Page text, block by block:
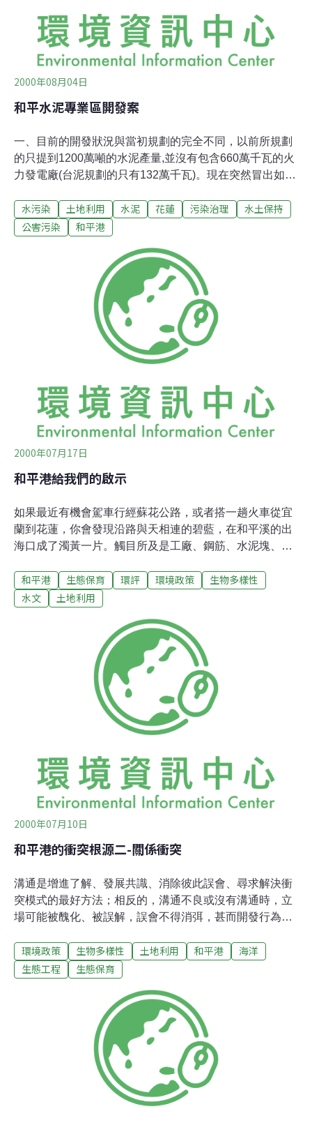
花蓮區漁會可能是誤會了；至於淤泥為何要挖洞掩埋，主
要是淤泥是流質，為避免流入海中，造成水域混濁
2000年08月04日
和平水泥專業區開發案
一、目前的開發狀況與當初規劃的完全不同，以前所規劃
的只提到1200萬噸的水泥產量,並沒有包含660萬千瓦的火
力發電廠(台泥規劃的只有132萬千瓦)。現在突然冒出如此
發，應該重新進行環評。二、衝擊的還不只是當地的人
文、生態，還會影響到南湖大山、清水山所有台灣特有種
重新思考和平水泥專業區設立的問題。三、台灣水泥每人
每年使用量將近1000公斤、日本約350公斤、美國300公
斤、歐洲約536公斤，台灣水泥使用量太高，所以不能漫
無節制的消耗我們的資源，水泥使用總量管制的概念應該
建立。四、目前台灣水泥使用總量的預測，竟包含了東南
亞的需求量約3200萬公噸，官方說法所說的水泥是內需型
的產業,完全不同。所以如此大的生產量基本上是圖利台
設廠；而且昨天聽說
水污染 土地利用 水泥 花蓮 污染治理
水土保持
公害污染
和平港
2000年07月17日
和平港給我們的啟示
如果最近有機會駕車行經蘇花公路，或者搭一趟火車從宜
蘭到花蓮，你會發現沿路與天相連的碧藍，在和平溪的出
海口成了濁黃一片。觸目所及是工廠、鋼筋、水泥塊、堆
平水泥專業區的現狀。台灣水泥公司在六月底的股東大會
中，已經宣佈和平港將於七月峻工、於十月正式啟用。位
程，如火如荼地展開著。和平港一系列的爭端，暴露了台
灣施行環境影響評估的缺失。......眼前的問題在於，港工程
興建的影響範圍，遠大於6年前環境影響評估中的劃定。
當漁民同和平港公司表達抗議時，和平港公司表示影響範
圍已劃定、承諾事項也一一實行中，並無不法。雙方各持
已見、並無共識。環評是以現有的少數已知、推斷未來的
事。環評包含了不確定性，「測不準」也是可想而知。制
在環境承載的範圍內？解決程序衝突必須先在優
和平港 生態保育 環評 環境政策
生物多樣性
水文
土地利用
2000年07月10日
和平港的衝突根源二-關係衝突
溝通是增進了解、發展共識、消除彼此誤會、尋求解決衝
突模式的最好方法；相反的，溝通不良或沒有溝通時，立
場可能被醜化、被誤解，誤會不得消弭，甚而開發行為因
因：一、利益團體位於不同結構位階。因為結構位階不
同、具有的權力不同，某一方可能認為並無溝通的必要。
濃水庫，都是主管機關夾帶高階的政治資源，乎視與地
方、民意溝通的必要性，加劇衝突事件的強度。二、缺乏
良善溝通管道。如，海峽二岸政府均視民間的辜汪會談為
二方的溝通管道，進行政治協商或談判。三、缺乏良善溝
通的手段。若溝通的過程中，充滿對對手情緒化的攻擊、
挑釁，雖然能暫時消心頭恨，卻無益於衝突的化解。《環
境影響評估法》規定，環境影響說明書審查通過後，必須
環境政策 生物多樣性 土地利用 和平港
海洋
生態工程
生態保育